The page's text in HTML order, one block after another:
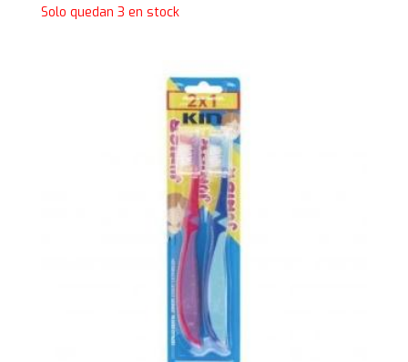
Solo quedan 3 en stock